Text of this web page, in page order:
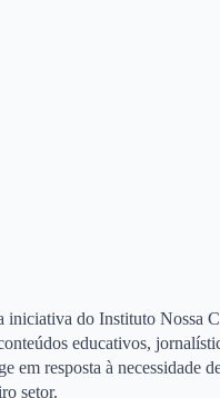
iniciativa do Instituto Nossa
educativos,
em resposta à necessidade
setor.